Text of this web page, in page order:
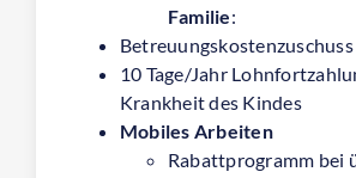
Familie:
10 Tage/Jahr
Krankheit des Kindes
Mobiles Arbeiten
Rabattprogramm bei